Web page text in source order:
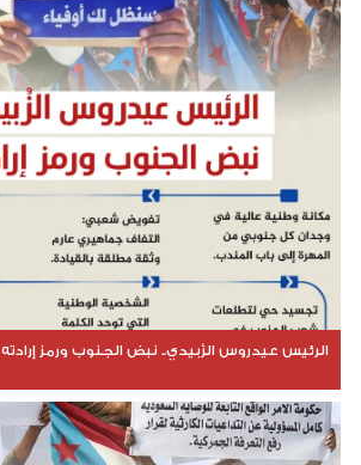
الرئيس عيدروس الزُبيدي.. نبض الجنوب ورمز إرادته